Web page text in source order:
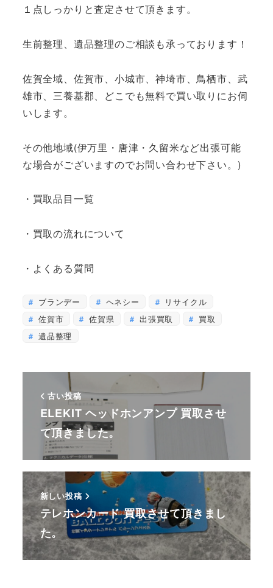
１点しっかりと査定させて頂きます。
生前整理、遺品整理のご相談も承っております！
佐賀全域、佐賀市、小城市、神埼市、鳥栖市、武
雄市、三養基郡、どこでも無料で買い取りにお伺
いします。
その他地域(伊万里・唐津・久留米など出張可能
な場合がございますのでお問い合わせ下さい。)
・買取品目一覧
・買取の流れについて
・よくある質問
ブランデー ヘネシー
リサイクル
佐賀市
佐賀県 出張買取
買取
遺品整理
古い投稿
ELEKIT ヘッドホンアンプ 買取させ
て頂きました。
新しい投稿
テレホンカード 買取させて頂きまし
た。